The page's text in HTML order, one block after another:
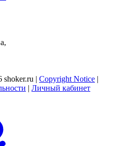
| Copyright Notice |
| Личный кабинет